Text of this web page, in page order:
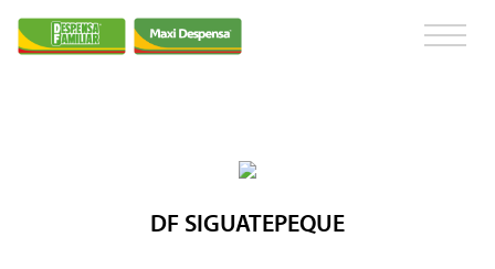
DF SIGUATEPEQUE